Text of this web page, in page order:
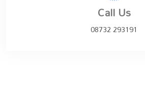
Call Us
08732 293191